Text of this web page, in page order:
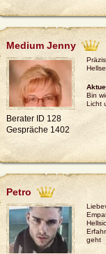
Ela
PIN: 415
Ela, wieder ein Volltreffer!!!
Danke!!! LG T.
Medium Jenny
Berater ID 128
Gespräche 1402
Bin
Licht
Petro
geht